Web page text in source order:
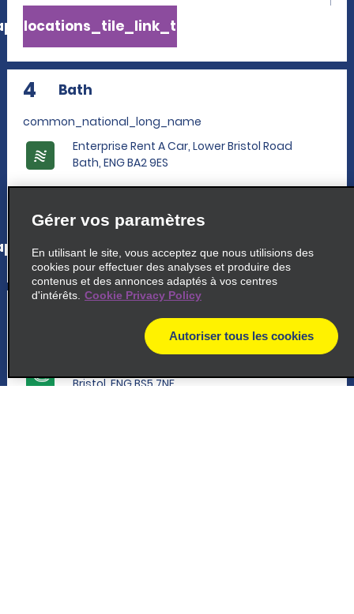
4 Bath
common_national_long_name
Enterprise Rent A Car, Lower Bristol Road
Bath, ENG BA2 9ES
common_enterprise_long_name
Bristol, ENG BS5 7NF
map
Gérer vos paramètres
En utilisant le site, vous acceptez que nous utilisions des
cookies pour effectuer des analyses et produire des
contenus et des annonces adaptés à vos centres
d'intérêts. Cookie Privacy Policy
Autoriser tous les cookies